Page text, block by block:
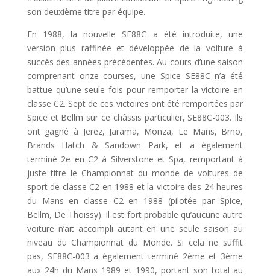
son deuxième titre par équipe.
En 1988, la nouvelle SE88C a été introduite, une
version plus raffinée et développée de la voiture à
succès des années précédentes. Au cours d’une saison
comprenant onze courses, une Spice SE88C n’a été
battue qu’une seule fois pour remporter la victoire en
classe C2. Sept de ces victoires ont été remportées par
Spice et Bellm sur ce châssis particulier, SE88C-003. Ils
ont gagné à Jerez, Jarama, Monza, Le Mans, Brno,
Brands Hatch & Sandown Park, et a également
terminé 2e en C2 à Silverstone et Spa, remportant à
juste titre le Championnat du monde de voitures de
sport de classe C2 en 1988 et la victoire des 24 heures
du Mans en classe C2 en 1988 (pilotée par Spice,
Bellm, De Thoissy). Il est fort probable qu’aucune autre
voiture n’ait accompli autant en une seule saison au
niveau du Championnat du Monde. Si cela ne suffit
pas, SE88C-003 a également terminé 2ème et 3ème
aux 24h du Mans 1989 et 1990, portant son total au